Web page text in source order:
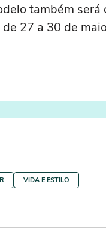
também
27 a 30 de
VIDA E ESTILO